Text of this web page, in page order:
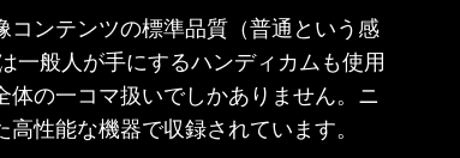
ンテンツの標準品質（普通という感
一般人が手にするハンディカムも使用
の一コマ扱いでしかありません。ニ
高性能な機器で収録されています。